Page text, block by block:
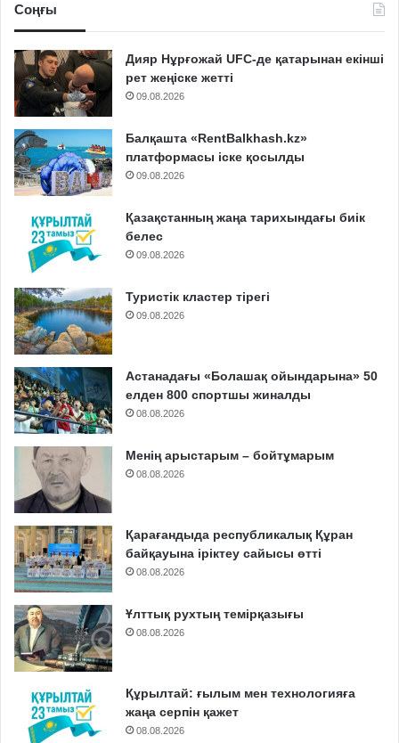
Соңғы
Дияр Нұрғожай UFC-де қатарынан екінші
рет жеңіске жетті
09.08.2026
Балқашта «RentBalkhash.kz»
платформасы іске қосылды
09.08.2026
Қазақстанның жаңа тарихындағы биік
белес
09.08.2026
Туристік кластер тірегі
09.08.2026
Астанадағы «Болашақ ойындарына» 50
елден 800 спортшы жиналды
08.08.2026
Менің арыстарым – бойтұмарым
08.08.2026
Қарағандыда республикалық Құран
байқауына іріктеу сайысы өтті
08.08.2026
Ұлттық рухтың темірқазығы
08.08.2026
Құрылтай: ғылым мен технологияға
жаңа серпін қажет
08.08.2026